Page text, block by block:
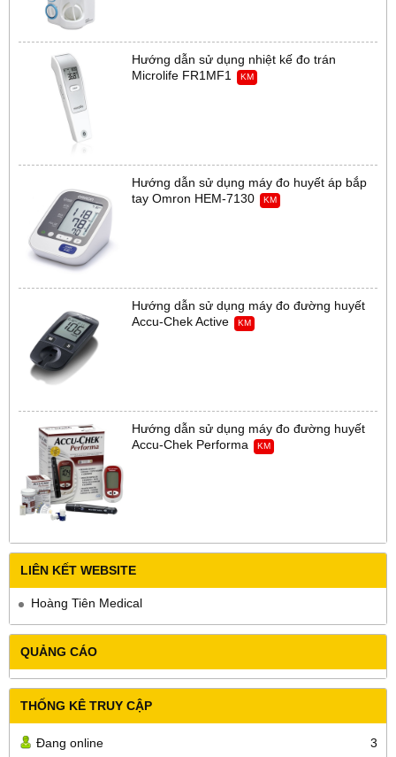
Hướng dẫn sử dụng nhiệt kế đo trán
Microlife FR1MF1
KM
Hướng dẫn sử dụng máy đo huyết áp bắp
tay Omron HEM-7130
KM
Hướng dẫn sử dụng máy đo đường huyết
Accu-Chek Active
KM
Hướng dẫn sử dụng máy đo đường huyết
Accu-Chek Performa
KM
LIÊN KẾT WEBSITE
Hoàng Tiên Medical
QUẢNG CÁO
THỐNG KÊ TRUY CẬP
Đang online 3